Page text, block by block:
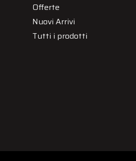
Offerte
Nuovi Arrivi
Tutti i prodotti